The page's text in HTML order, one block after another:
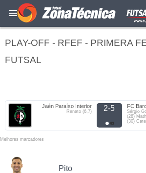
PLAY-OFF - RFEF - PRIMERA
FUTSAL
Jaén Paraíso Interior
Renato (6,7) 2-5 FC
Sérgio
(28)
(30)
Melhores marcadores
Pito